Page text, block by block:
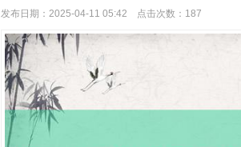
发布日期：2025-04-11 05:42 点击次数：187